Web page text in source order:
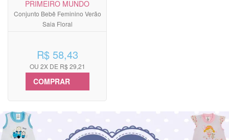
PRIMEIRO MUNDO
Conjunto Bebê Feminino Verão
Saia Floral
R$ 58,43
OU 2X DE R$ 29,21
COMPRAR